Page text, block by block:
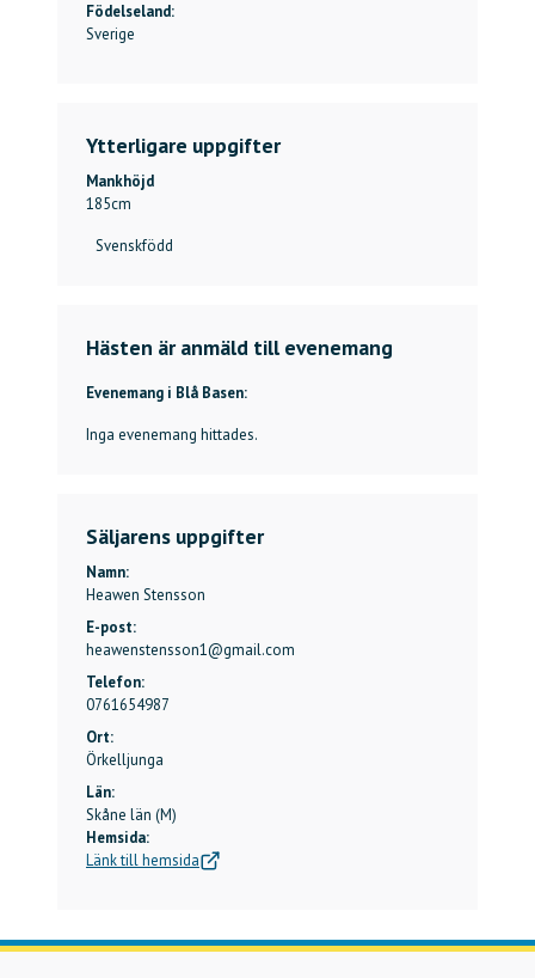
Födelseland:
Sverige
Ytterligare uppgifter
Mankhöjd
185cm
Svenskfödd
Hästen är anmäld till evenemang
Evenemang i Blå Basen:
Inga evenemang hittades.
Säljarens uppgifter
Namn:
Heawen Stensson
E-post:
heawenstensson1@gmail.com
Telefon:
0761654987
Ort:
Örkelljunga
Län:
Skåne län (M)
Hemsida:
Länk till hemsida